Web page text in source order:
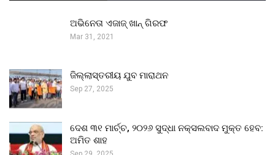
ଅଭିନେତା ଏଜାଜ୍ ଖାନ୍ ଗିରଫ
Mar 31, 2021
ଜିଲ୍ଲାସ୍ତରୀୟ ଯୁବ ମାରାଥନ
Sep 27, 2025
ଦେଶ ୩୧ ମାର୍ଚ୍ଚ, ୨୦୨୬ ସୁଦ୍ଧା ନକ୍ସଲବାଦ ମୁକ୍ତ ହେବ:
ଅମିତ ଶାହ